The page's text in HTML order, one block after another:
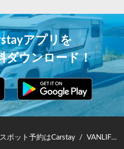
アプリを
ダウンロード！
ポット予約はCarstay / VANLIFE JAPAN TOP